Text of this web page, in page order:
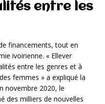
entre les
financements, tout en
ivoirienne. « Ellever
entre les genres et à
femmes » a expliqué la
novembre 2020, le
des milliers de nouvelles